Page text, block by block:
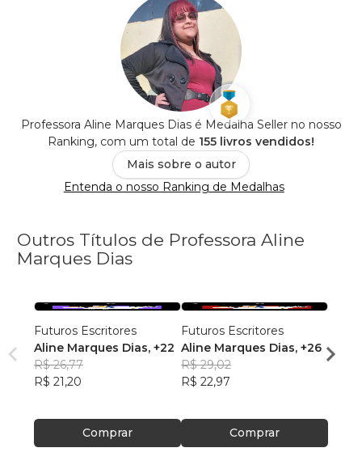
Professora Aline Marques Dias é Medalha Seller no nosso
Ranking, com um total de 155 livros vendidos!
Mais sobre o autor
Entenda o nosso Ranking de Medalhas
Outros Títulos de Professora Aline
Marques Dias
Futuros Escritores
Aline Marques Dias, +22
R$ 26,77
R$ 21,20
Comprar
Futuros Escritores
Aline Marques Dias, +26
R$ 29,02
R$ 22,97
Comprar
Ana
R$